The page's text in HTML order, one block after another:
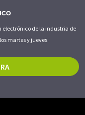
electrónico de la industria de
martes y jueves.